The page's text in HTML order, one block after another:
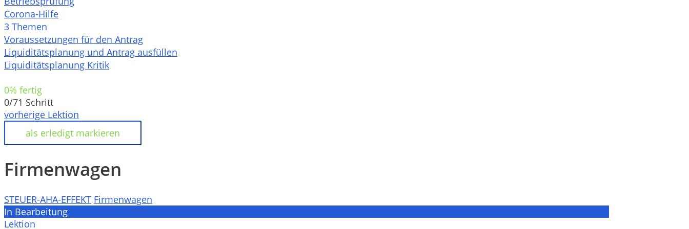
Corona-Hilfe
3 Themen
Voraussetzungen für den Antrag
Liquiditätsplanung und Antrag ausfüllen
Liquiditätsplanung Kritik
0% fertig
0/71 Schritt
vorherige Lektion
Firmenwagen
STEUER-AHA-EFFEKT Firmenwagen
In Bearbeitung
Lektion